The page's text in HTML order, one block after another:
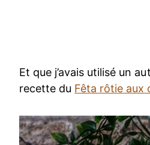
Et que j’avais utilisé un
recette du Fêta rôtie aux